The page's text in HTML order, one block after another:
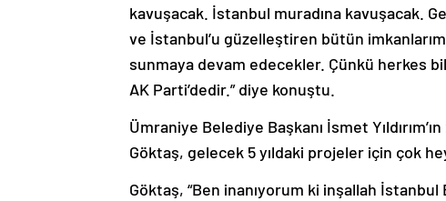
kavuşacak. İstanbul muradına kavuşacak.
ve İstanbul’u güzelleştiren bütün
sunmaya devam edecekler. Çünkü herkes
AK Parti’dedir.” diye konuştu.
Ümraniye Belediye Başkanı İsmet
Göktaş, gelecek 5 yıldaki projeler için çok
Göktaş, “Ben inanıyorum ki inşallah